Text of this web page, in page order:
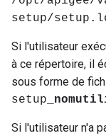
setup/
Si l'utilisateur
à ce répertoire, il
sous forme de
setup_
Si l'utilisateur n'a